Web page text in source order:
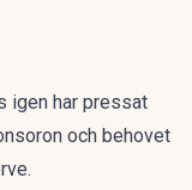
igen har pressat
och behovet